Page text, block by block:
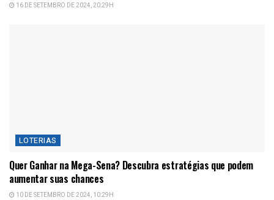
16 DE SETEMBRO DE 2024, 20:29H
LOTERIAS
Quer Ganhar na Mega-Sena? Descubra estratégias que podem
aumentar suas chances
10 DE SETEMBRO DE 2024, 10:29H